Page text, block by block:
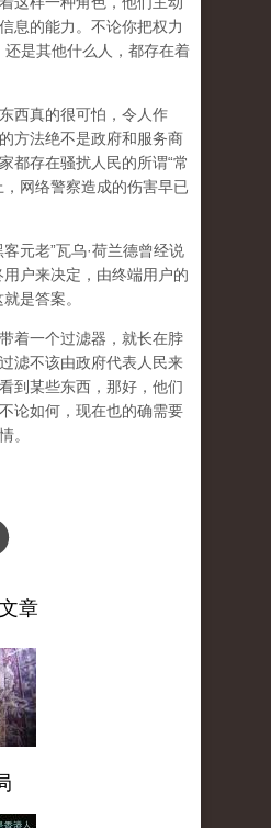
息的能力。不论你把权力
是其他什么人，都存在着
西真的很可怕，令人作
方法绝不是政府和服务商
都存在骚扰人民的所谓“常
网络警察造成的伤害早已
元老”瓦乌·荷兰德曾经说
户来决定，由终端用户的
是答案。
着一个过滤器，就长在脖
滤不该由政府代表人民来
到某些东西，那好，他们
论如何，现在也的确需要
。
章